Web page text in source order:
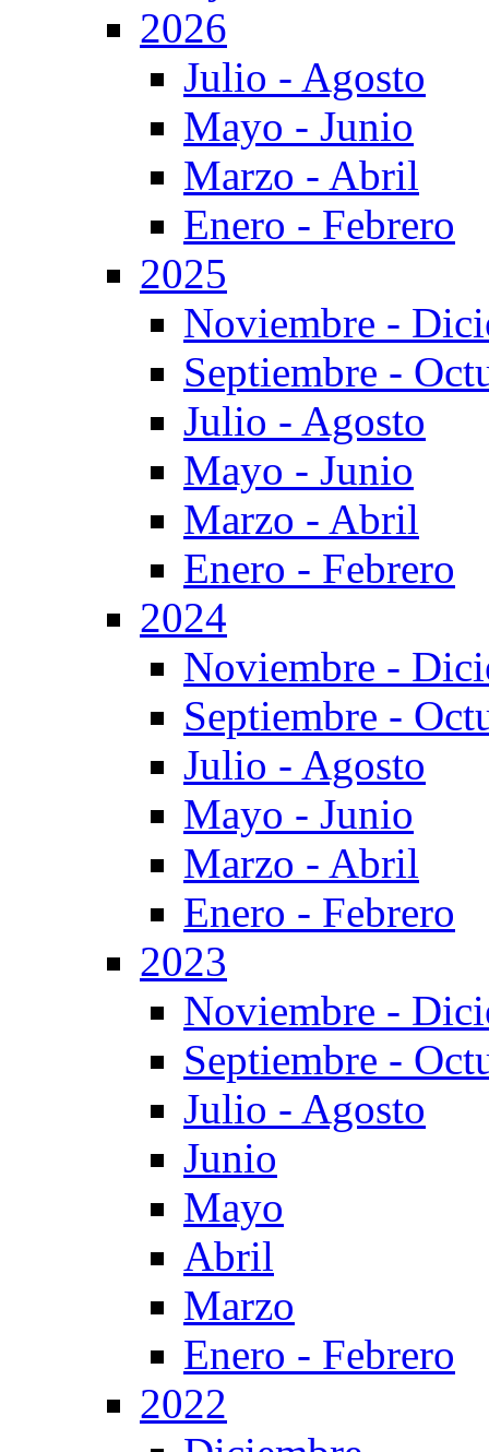
2026
Julio - Agosto
Mayo - Junio
Marzo - Abril
Enero - Febrero
2025
Noviembre -
Septiembre -
Julio - Agosto
Mayo - Junio
Marzo - Abril
Enero - Febrero
2024
Noviembre -
Septiembre -
Julio - Agosto
Mayo - Junio
Marzo - Abril
Enero - Febrero
2023
Noviembre -
Septiembre -
Julio - Agosto
Junio
Mayo
Abril
Marzo
Enero - Febrero
2022